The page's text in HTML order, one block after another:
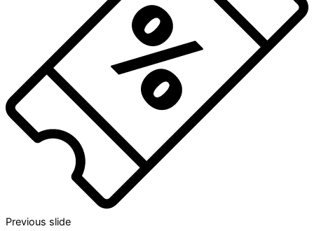
Previous slide